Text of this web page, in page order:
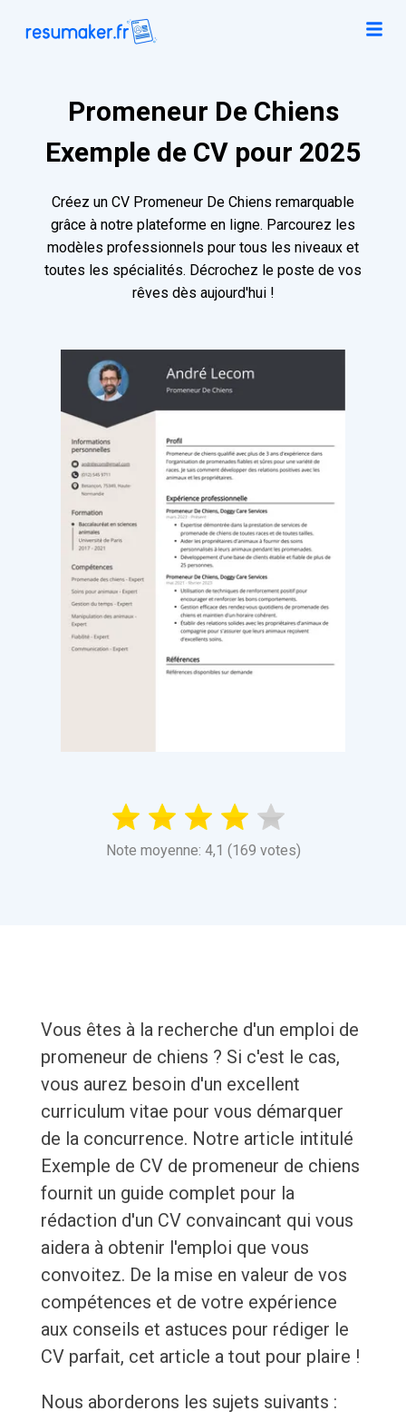
Promeneur De Chiens
Exemple de CV pour 2025
Créez un CV Promeneur De Chiens remarquable
grâce à notre plateforme en ligne. Parcourez les
modèles professionnels pour tous les niveaux et
toutes les spécialités. Décrochez le poste de vos
rêves dès aujourd'hui !
Note moyenne: 4,1 (169 votes)
Vous êtes à la recherche d'un emploi de
promeneur de chiens ? Si c'est le cas,
vous aurez besoin d'un excellent
curriculum vitae pour vous démarquer
de la concurrence. Notre article intitulé
Exemple de CV de promeneur de chiens
fournit un guide complet pour la
rédaction d'un CV convaincant qui vous
aidera à obtenir l'emploi que vous
convoitez. De la mise en valeur de vos
compétences et de votre expérience
aux conseils et astuces pour rédiger le
CV parfait, cet article a tout pour plaire !
Nous aborderons les sujets suivants :